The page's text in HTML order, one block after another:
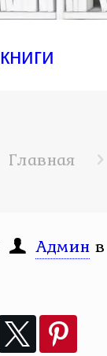
Главная
Админ в